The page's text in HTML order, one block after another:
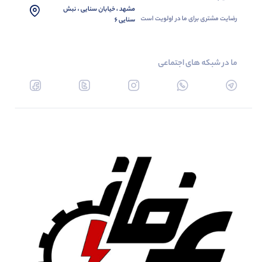
رضایت مشتری برای ما در اولویت است
مشهد ، خیابان سنایی ، نبش
سنایی 6
ما در شبکه های اجتماعی